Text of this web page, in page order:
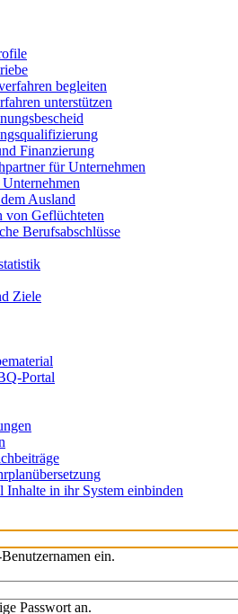
begleiten
unterstützen
Finanzierung
für Unternehmen
Ausland
von Geflüchteten
Berufsabschlüsse
Ziele
Portal
Inhalte in ihr System einbinden
ein.
Passwort an.